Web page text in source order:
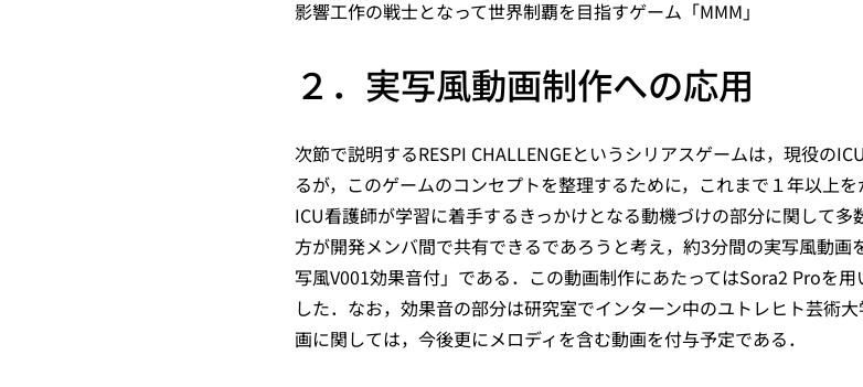
影響工作の戦士となって世界制覇を目指すゲーム「MMM」
２．実写風動画制作への応用
次節で説明するRESPI CHALLENGEというシリアスゲームは，現役の
るが，このゲームのコンセプトを整理するために，これまで１年以上
ICU看護師が学習に着手するきっかけとなる動機づけの部分に関して
方が開発メンバ間で共有できるであろうと考え，約3分間の実写風動画
写風V001効果音付」である．この動画制作にあたってはSora2 Proを
した．なお，効果音の部分は研究室でインターン中のユトレヒト芸術
画に関しては，今後更にメロディを含む動画を付与予定である．